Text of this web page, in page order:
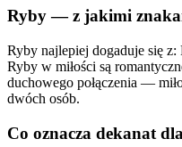
Ryby — z jakimi
Ryby najlepiej dogaduje się
Ryby w miłości są
duchowego połączenia —
dwóch osób.
Co oznacza dekanat